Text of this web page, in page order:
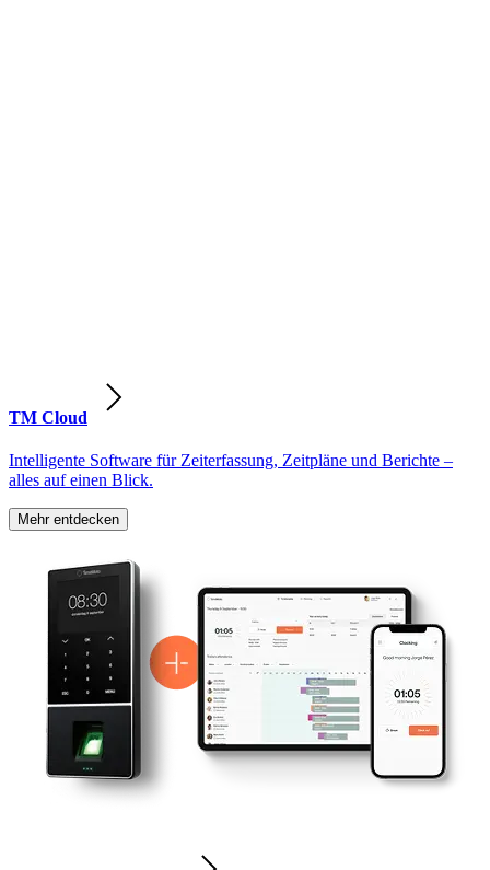
TM Cloud
Intelligente Software für Zeiterfassung, Zeitpläne und Berichte –
alles auf einen Blick.
Mehr entdecken